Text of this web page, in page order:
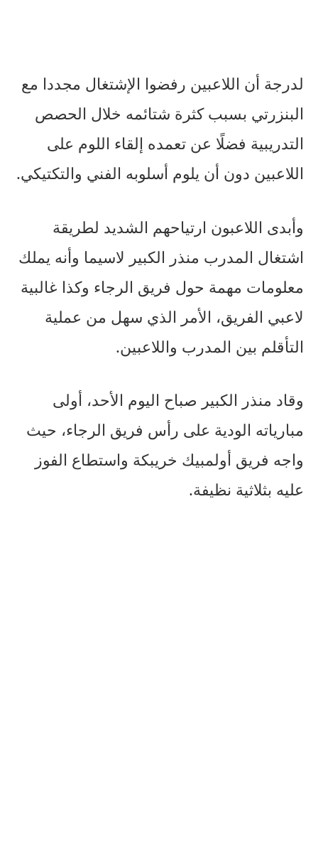
لدرجة أن اللاعبين رفضوا الإشتغال مجددا مع
البنزرتي بسبب كثرة شتائمه خلال الحصص
التدريبية فضلًا عن تعمده إلقاء اللوم على
اللاعبين دون أن يلوم أسلوبه الفني والتكتيكي.
وأبدى اللاعبون ارتياحهم الشديد لطريقة
اشتغال المدرب منذر الكبير لاسيما وأنه يملك
معلومات مهمة حول فريق الرجاء وكذا غالبية
لاعبي الفريق، الأمر الذي سهل من عملية
التأقلم بين المدرب واللاعبين.
وقاد منذر الكبير صباح اليوم الأحد، أولى
مبارياته الودية على رأس فريق الرجاء، حيث
واجه فريق أولمبيك خريبكة واستطاع الفوز
عليه بثلاثية نظيفة.